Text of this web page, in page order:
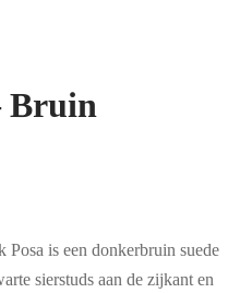
Bruin
is een donkerbruin suede
sierstuds aan de zijkant en